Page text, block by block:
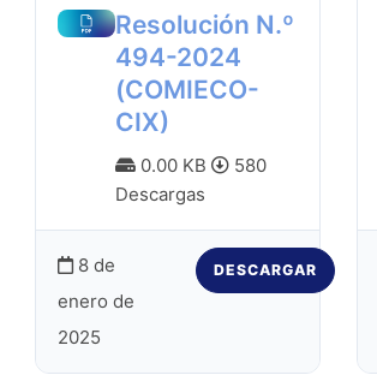
Resolución N.º
494-2024
(COMIECO-
CIX)
0.00 KB
580
Descargas
8 de
enero de
2025
DESCARGAR